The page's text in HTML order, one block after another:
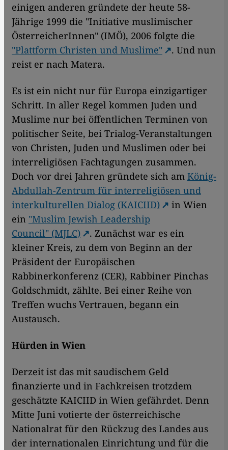
einigen anderen gründete der heute 58-
Jährige 1999 die "Initiative muslimischer
ÖsterreicherInnen" (IMÖ), 2006 folgte die
"Plattform Christen und Muslime"
. Und nun
reist er nach Matera.
Es ist ein nicht nur für Europa einzigartiger
Schritt. In aller Regel kommen Juden und
Muslime nur bei öffentlichen Terminen von
politischer Seite, bei Trialog-Veranstaltungen
von Christen, Juden und Muslimen oder bei
interreligiösen Fachtagungen zusammen.
Doch vor drei Jahren gründete sich am König-
Abdullah-Zentrum für interreligiösen und
interkulturellen Dialog (KAICIID)
in Wien
ein "Muslim Jewish Leadership
Council" (MJLC)
. Zunächst war es ein
kleiner Kreis, zu dem von Beginn an der
Präsident der Europäischen
Rabbinerkonferenz (CER), Rabbiner Pinchas
Goldschmidt, zählte. Bei einer Reihe von
Treffen wuchs Vertrauen, begann ein
Austausch.
Hürden in Wien
Derzeit ist das mit saudischem Geld
finanzierte und in Fachkreisen trotzdem
geschätzte KAICIID in Wien gefährdet. Denn
Mitte Juni votierte der österreichische
Nationalrat für den Rückzug des Landes aus
der internationalen Einrichtung und für die